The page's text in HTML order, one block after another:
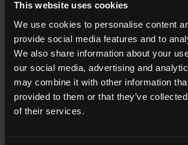
This website uses cookies
We use cookies to personalise content
provide social media features and to
We also share information about your
our social media, advertising and
may combine it with other information
provided to them or that they’ve
of their services.
Salon
Cuisine
Chambre à coucher
Salle des bains
Commercial
TOUTES LES AMBIANCES